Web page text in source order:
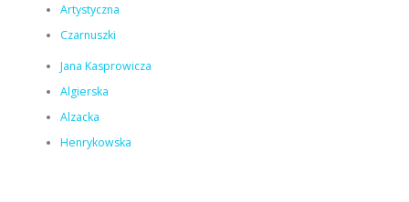
Artystyczna
Czarnuszki
Jana Kasprowicza
Algierska
Alzacka
Henrykowska